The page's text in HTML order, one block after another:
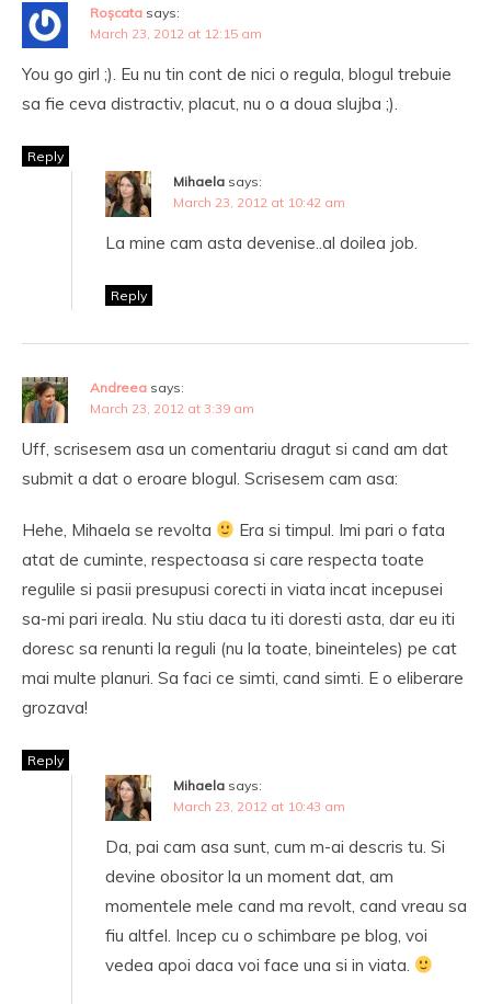
Roșcata says:
March 23, 2012 at 12:15 am
You go girl ;). Eu nu tin cont de nici o regula, blogul trebuie
sa fie ceva distractiv, placut, nu o a doua slujba ;).
Reply
Mihaela says:
March 23, 2012 at 10:42 am
La mine cam asta devenise..al doilea job.
Reply
Andreea says:
March 23, 2012 at 3:39 am
Uff, scrisesem asa un comentariu dragut si cand am dat
submit a dat o eroare blogul. Scrisesem cam asa:
Hehe, Mihaela se revolta
Era si timpul. Imi pari o fata
atat de cuminte, respectoasa si care respecta toate
regulile si pasii presupusi corecti in viata incat incepusei
sa-mi pari ireala. Nu stiu daca tu iti doresti asta, dar eu iti
doresc sa renunti la reguli (nu la toate, bineinteles) pe cat
mai multe planuri. Sa faci ce simti, cand simti. E o eliberare
grozava!
Reply
Mihaela says:
March 23, 2012 at 10:43 am
Da, pai cam asa sunt, cum m-ai descris tu. Si
devine obositor la un moment dat, am
momentele mele cand ma revolt, cand vreau sa
fiu altfel. Incep cu o schimbare pe blog, voi
vedea apoi daca voi face una si in viata.